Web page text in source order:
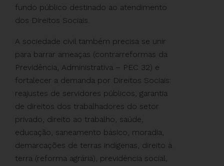
fundo público destinado ao atendimento
dos Direitos Sociais.
A sociedade civil também precisa se unir
para barrar ameaças (contrarreformas da
Previdência, Administrativa – PEC 32) e
fortalecer a demanda por Direitos Sociais:
reajustes de servidores públicos, garantia
de direitos dos trabalhadores do setor
privado, direito ao trabalho, saúde,
educação, saneamento básico, moradia,
demarcações de terras indígenas, direito à
terra (reforma agrária), previdência social,